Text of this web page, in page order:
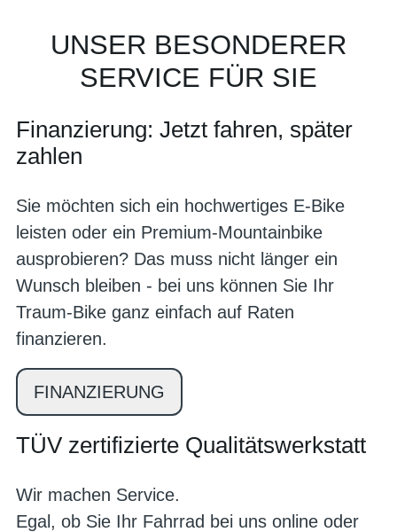
UNSER BESONDERER
SERVICE FÜR SIE
Finanzierung: Jetzt fahren, später
zahlen
Sie möchten sich ein hochwertiges E-Bike
leisten oder ein Premium-Mountainbike
ausprobieren? Das muss nicht länger ein
Wunsch bleiben - bei uns können Sie Ihr
Traum-Bike ganz einfach auf Raten
finanzieren.
FINANZIERUNG
TÜV zertifizierte Qualitätswerkstatt
Wir machen Service.
Egal, ob Sie Ihr Fahrrad bei uns online oder